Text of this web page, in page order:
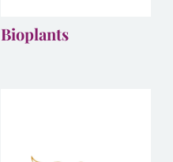
Bioplants